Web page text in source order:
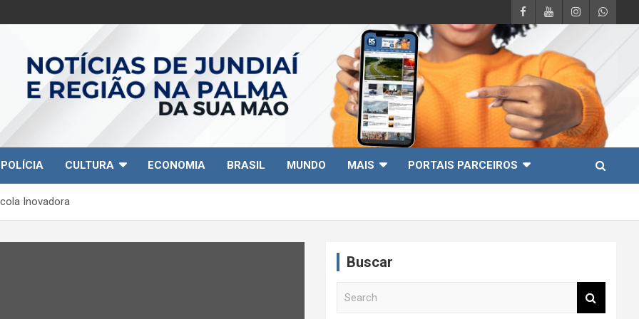
POLÍCIA CULTURA ECONOMIA BRASIL MUNDO MAIS PORTAIS PARCEIROS
Inovadora
Buscar